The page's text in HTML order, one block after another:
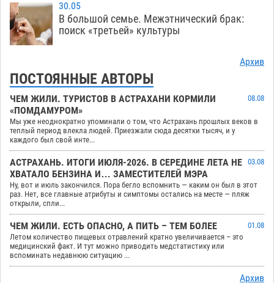
30.05
В большой семье. Межэтнический брак:
поиск «третьей» культуры
Архив
ПОСТОЯННЫЕ АВТОРЫ
ЧЕМ ЖИЛИ. ТУРИСТОВ В АСТРАХАНИ КОРМИЛИ
«ПОМДАМУРОМ»
08.08
Мы уже неоднократно упоминали о том, что Астрахань прошлых веков в
теплый период влекла людей. Приезжали сюда десятки тысяч, и у
каждого был свой инте...
АСТРАХАНЬ. ИТОГИ ИЮЛЯ-2026. В СЕРЕДИНЕ ЛЕТА НЕ
ХВАТАЛО БЕНЗИНА И… ЗАМЕСТИТЕЛЕЙ МЭРА
03.08
Ну, вот и июль закончился. Пора бегло вспомнить — каким он был в этот
раз. Нет, все главные атрибуты и симптомы остались на месте — пляж
открыли, спли...
ЧЕМ ЖИЛИ. ЕСТЬ ОПАСНО, А ПИТЬ – ТЕМ БОЛЕЕ
01.08
Летом количество пищевых отравлений кратно увеличивается – это
медицинский факт. И тут можно приводить медстатистику или
вспоминать недавнюю ситуацию ...
Архив